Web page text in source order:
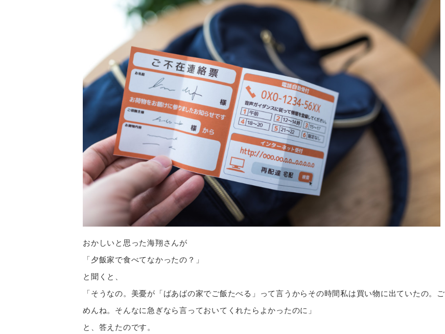
おかしいと思った海翔さんが
「夕飯家で食べてなかったの？」
と聞くと、
「そうなの。美憂が「ばあばの家でご飯たべる」って言うからその時間私は買い物に出ていたの。ご
めんね。そんなに急ぎなら言っておいてくれたらよかったのに」
と、答えたのです。